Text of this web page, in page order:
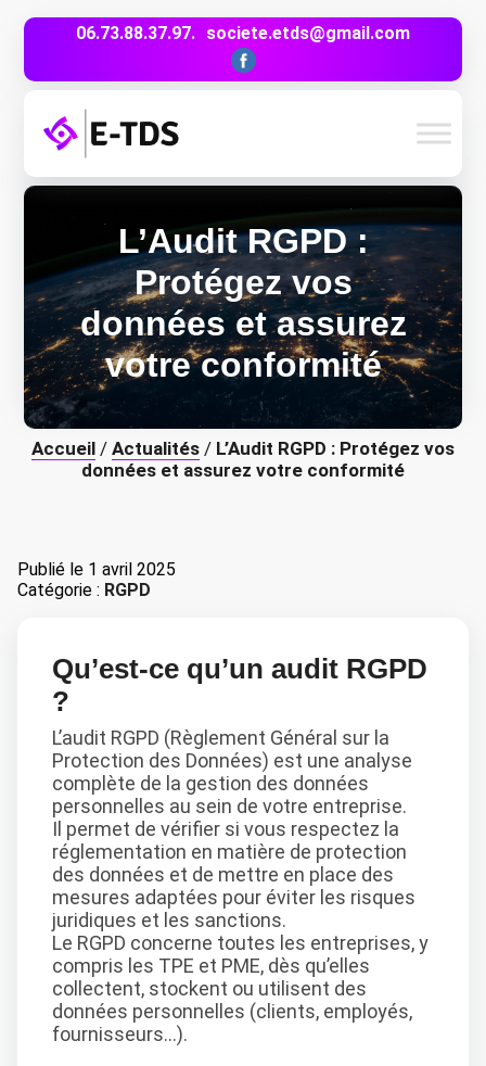
06.73.88.37.97. societe.etds@gmail.com
L’Audit RGPD :
Protégez vos
données et assurez
votre conformité
Accueil / Actualités / L’Audit RGPD : Protégez vos
données et assurez votre conformité
Publié le 1 avril 2025
Catégorie : RGPD
Qu’est-ce qu’un audit RGPD
?
L’audit RGPD (Règlement Général sur la
Protection des Données) est une analyse
complète de la gestion des données
personnelles au sein de votre entreprise.
Il permet de vérifier si vous respectez la
réglementation en matière de protection
des données et de mettre en place des
mesures adaptées pour éviter les risques
juridiques et les sanctions.
Le RGPD concerne toutes les entreprises, y
compris les TPE et PME, dès qu’elles
collectent, stockent ou utilisent des
données personnelles (clients, employés,
fournisseurs…).